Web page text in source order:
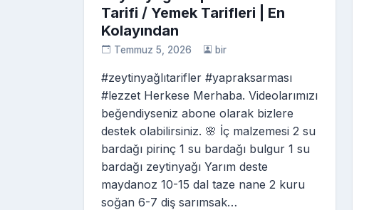
Tarifi / Yemek Tarifleri | En
Kolayından
Temmuz 5, 2026 bir
#zeytinyağlıtarifler #yapraksarması
#lezzet Herkese Merhaba. Videolarımızı
beğendiyseniz abone olarak bizlere
destek olabilirsiniz. 🌸 İç malzemesi 2 su
bardağı pirinç 1 su bardağı bulgur 1 su
bardağı zeytinyağı Yarım deste
maydanoz 10-15 dal taze nane 2 kuru
soğan 6-7 diş sarımsak…